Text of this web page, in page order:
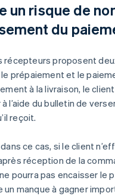
un risque de
du
récepteurs proposent
prépaiement et le
à la livraison, le
l’aide du bulletin de
reçoit.
ce cas, si le client
réception de la
pourra pas encaisser le
un manque à gagner